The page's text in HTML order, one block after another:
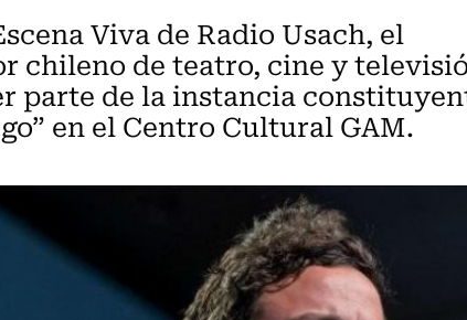
Viva de Radio Usach, el
chileno de teatro, cine y
parte de la instancia
en el Centro Cultural GAM.